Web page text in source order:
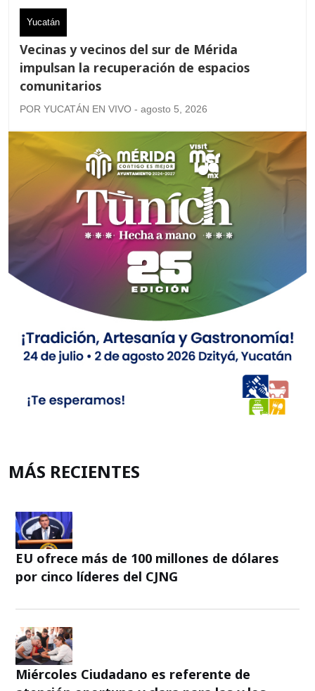
Yucatán
Vecinas y vecinos del sur de Mérida
impulsan la recuperación de espacios
comunitarios
POR YUCATÁN EN VIVO - agosto 5, 2026
MÁS RECIENTES
EU ofrece más de 100 millones de dólares
por cinco líderes del CJNG
Miércoles Ciudadano es referente de